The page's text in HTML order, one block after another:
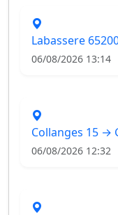
Labassere
06/08/2026 13:14
Collanges 15 →
06/08/2026 12:32